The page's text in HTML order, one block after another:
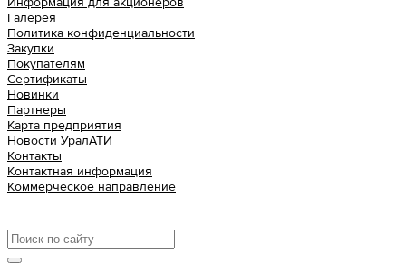
Галерея
Политика конфиденциальности
Закупки
Покупателям
Сертификаты
Новинки
Партнеры
Карта предприятия
Новости УралАТИ
Контакты
Контактная информация
Коммерческое направление